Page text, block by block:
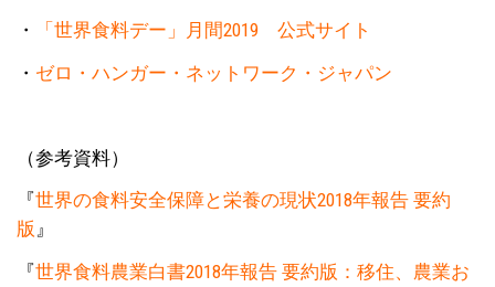
・
「世界食料デー」月間2019 公式サイト
・ ゼロ・ハンガー・ネットワーク・ジャパン
（参考資料）
『世界の食料安全保障と栄養の現状2018年報告 要約
版 』
『世界食料農業白書2018年報告 要約版：移住、農業お